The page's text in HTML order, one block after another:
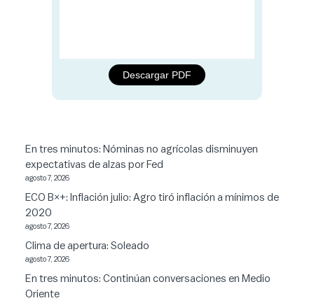
Descargar PDF
En tres minutos: Nóminas no agrícolas disminuyen
expectativas de alzas por Fed
agosto 7, 2026
ECO B×+: Inflación julio: Agro tiró inflación a mínimos de
2020
agosto 7, 2026
Clima de apertura: Soleado
agosto 7, 2026
En tres minutos: Continúan conversaciones en Medio
Oriente